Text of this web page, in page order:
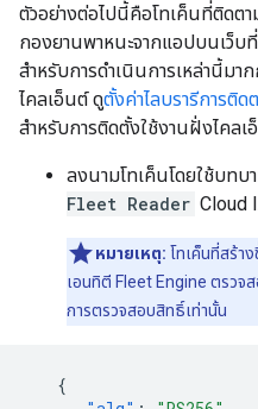
ตัวอย่างต่อไปนี้คือโทเค็นที่ติดต
กองยานพาหนะจากแอปบนเว็บ
สำหรับการดำเนินการเหล่านี้ม
ไคลเอ็นต์ ดูตั้งค่าไลบรารีการติ
สำหรับการติดตั้งใช้งานฝั่งไคลเ
ลงนามโทเค็นโดยใช้บทบ
Fleet Reader Cloud
หมายเหตุ: โทเค็นที่สร้า
เอนทิตี Fleet Engine ตรวจ
การตรวจสอบสิทธิ์เท่านั้น
{